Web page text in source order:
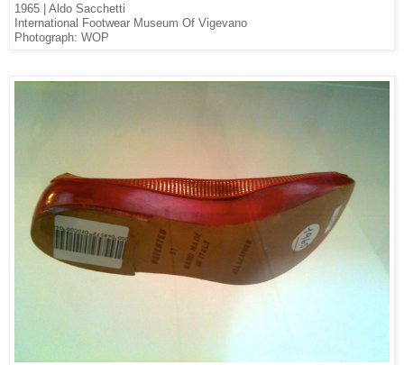
1965 | Aldo Sacchetti
International Footwear Museum Of Vigevano
Photograph: WOP